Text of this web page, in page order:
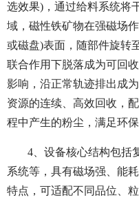
选效果)，通过给料系统将
域，磁性铁矿物在强磁场
或磁盘)表面，随部件旋转
联合作用下脱落成为可回
影响，沿正常轨迹排出成
资源的连续、高效回收，
程中产生的粉尘，满足环保
4、设备核心结构包括
系统等，具有磁场强、能
特点，可适配不同品位、